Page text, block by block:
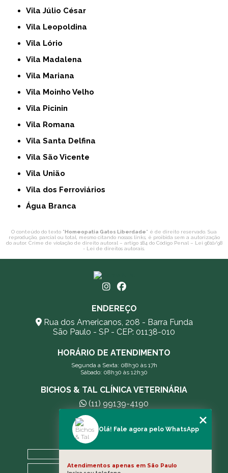
Vila Júlio César
Vila Leopoldina
Vila Lório
Vila Madalena
Vila Mariana
Vila Moinho Velho
Vila Picinin
Vila Romana
Vila Santa Delfina
Vila São Vicente
Vila União
Vila dos Ferroviários
Água Branca
O conteúdo do texto "Homeopatia Gatos Liberdade" é de direito reservado. Sua
reprodução, parcial ou total, mesmo citando nossos links, é proibida sem a autorização
do autor. Crime de violação de direito autoral – artigo 184 do Código Penal – Lei 9610/98
- Lei de direitos autorais.
ENDEREÇO
Rua dos Americanos, 208 - Barra Funda
São Paulo - SP - CEP: 01138-010
HORÁRIO DE ATENDIMENTO
Segunda a Sexta: 08h30 às 17h
Sábado: 08h30 às 12h30
BICHOS & TAL CLÍNICA VETERINÁRIA
(11) 99139-4190
andreleecitti5@gmail.com
A CLÍNICA
Olá! Fale agora pelo WhatsApp
Atendimentos apenas em São Paulo